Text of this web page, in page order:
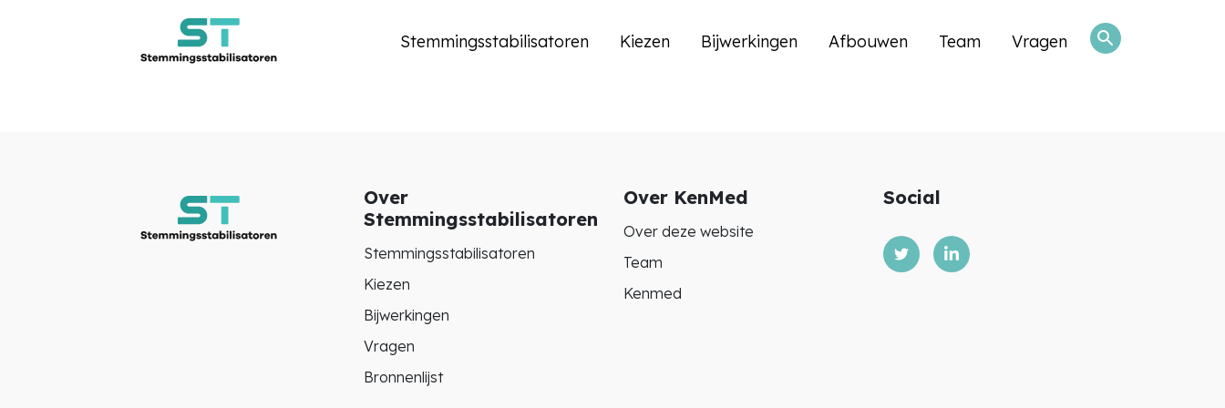
Stemmingsstabilisatoren Kiezen Bijwerkingen Afbouwen Team Vragen search
Over
Stemmingsstabilisatoren
Stemmingsstabilisatoren
Kiezen
Bijwerkingen
Vragen
Bronnenlijst
Over KenMed
Over deze website
Team
Kenmed
Social